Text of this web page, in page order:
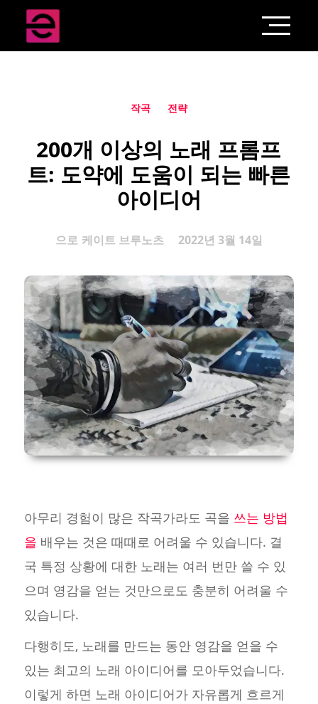
작곡 전략
200개 이상의 노래 프롬프
트: 도약에 도움이 되는 빠른
아이디어
으로 케이트 브루노츠 2022년 3월 14일
아무리 경험이 많은 작곡가라도 곡을 쓰는 방법
을 배우는 것은 때때로 어려울 수 있습니다. 결
국 특정 상황에 대한 노래는 여러 번만 쓸 수 있
으며 영감을 얻는 것만으로도 충분히 어려울 수
있습니다.
다행히도, 노래를 만드는 동안 영감을 얻을 수
있는 최고의 노래 아이디어를 모아두었습니다.
이렇게 하면 노래 아이디어가 자유롭게 흐르게